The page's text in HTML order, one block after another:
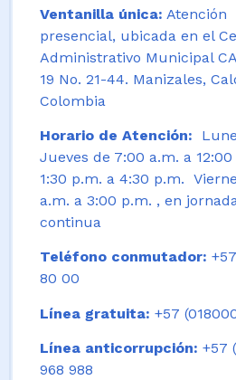
Ventanilla única: Atención
presencial, ubicada en el
Administrativo Municipal
19 No. 21-44. Manizales,
Colombia
Horario de Atención:
Jueves de 7:00 a.m. a
1:30 p.m. a 4:30 p.m.
a.m. a 3:00 p.m. , en
continua
Teléfono conmutador:
80 00
Línea gratuita: +57
Línea anticorrupción: +57
968 988